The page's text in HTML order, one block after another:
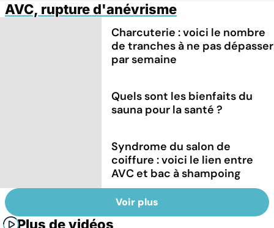
AVC, rupture d'anévrisme
Charcuterie : voici le nombre
de tranches à ne pas dépasser
par semaine
Quels sont les bienfaits du
sauna pour la santé ?
Syndrome du salon de
coiffure : voici le lien entre
AVC et bac à shampoing
Voir plus
Plus de vidéos